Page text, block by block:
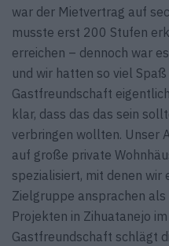
war der Mietvertrag auf
musste erst 200 Stufen
erreichen – dennoch war
und wir hatten so viel
Gastfreundschaft
klar, dass das das sein
verbringen wollten. Unser
auf große private
spezialisiert, mit denen wir
Zielgruppe ansprachen als
Projekten in Zihuatanejo
Gastfreundschaft schlägt